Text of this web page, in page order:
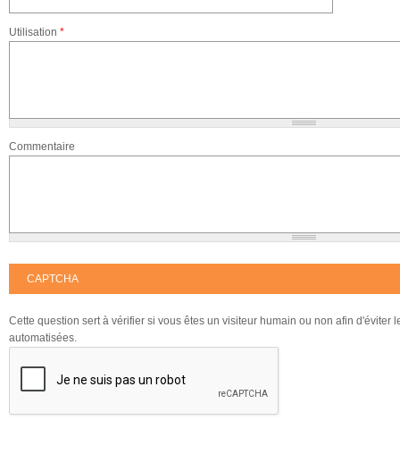
Utilisation *
Commentaire
CAPTCHA
Cette question sert à vérifier si vous êtes un visiteur humain ou non afin d'éviter
automatisées.